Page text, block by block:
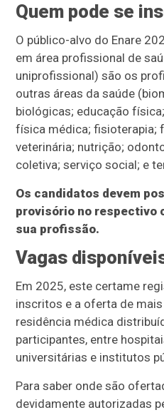
Quem pode se
O público-alvo do Enare
em área profissional de
uniprofissional) são os
outras áreas da saúde
biológicas; educação
física médica; fisioterapia;
veterinária; nutrição;
coletiva; serviço social; e
Os candidatos devem
provisório no respectivo
sua profissão.
Vagas
Em 2025, este certame
inscritos e a oferta de
residência médica
participantes, entre
universitárias e institutos
Para saber onde são
devidamente autorizadas